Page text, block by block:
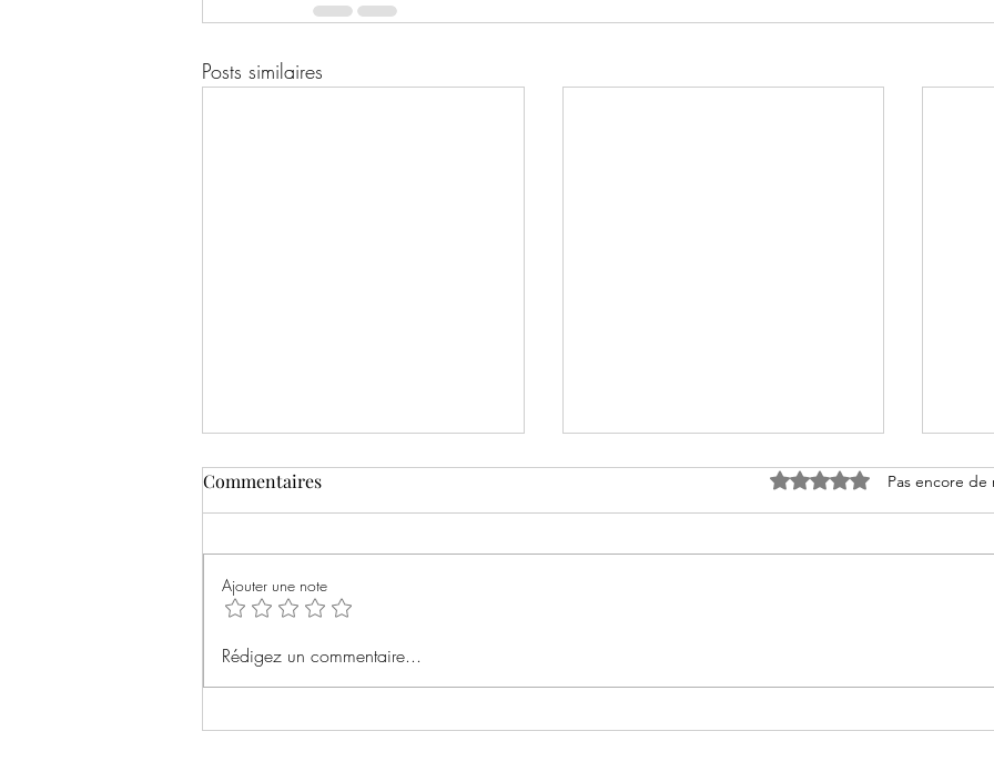
Posts similaires
Rémanence de Séverine
Mazières
Leclerc
Commentaires Noté 0 étoile sur 5.Pas encore de
Ajouter une note
Rédigez un commentaire...